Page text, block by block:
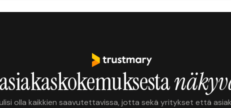
olla kaikkien saavutettavissa, jotta sekä yritykset että